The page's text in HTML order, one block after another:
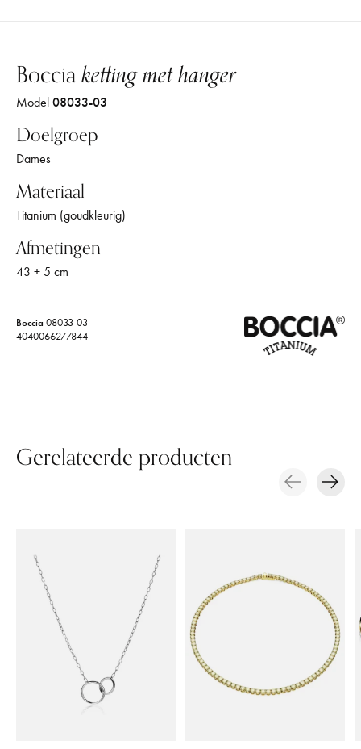
Bocciaketting met hanger
Model08033-03
Doelgroep
Dames
Materiaal
Titanium (goudkleurig)
Afmetingen
43 + 5 cm
Boccia 08033-03
4040066277844
Gerelateerde producten